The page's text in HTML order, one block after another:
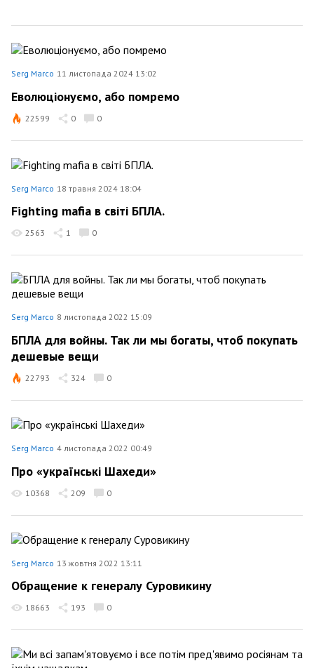
Serg Marco 11 листопада 2024 13:02
Еволюціонуємо, або помремо
22599 0 0
Serg Marco 18 травня 2024 18:04
Fighting mafia в світі БПЛА.
2563 1 0
Serg Marco 8 листопада 2022 15:09
БПЛА для войны. Так ли мы богаты, чтоб покупать
дешевые вещи
22793 324 0
Serg Marco 4 листопада 2022 00:49
Про «українські Шахеди»
10368 209 0
Serg Marco 13 жовтня 2022 13:11
Обращение к генералу Суровикину
18663 193 0